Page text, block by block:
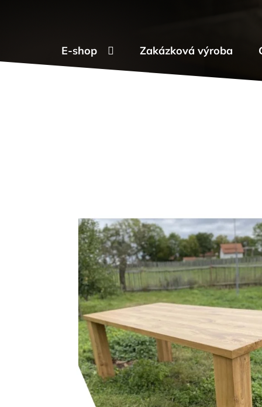
E-shop Zakázková výroba